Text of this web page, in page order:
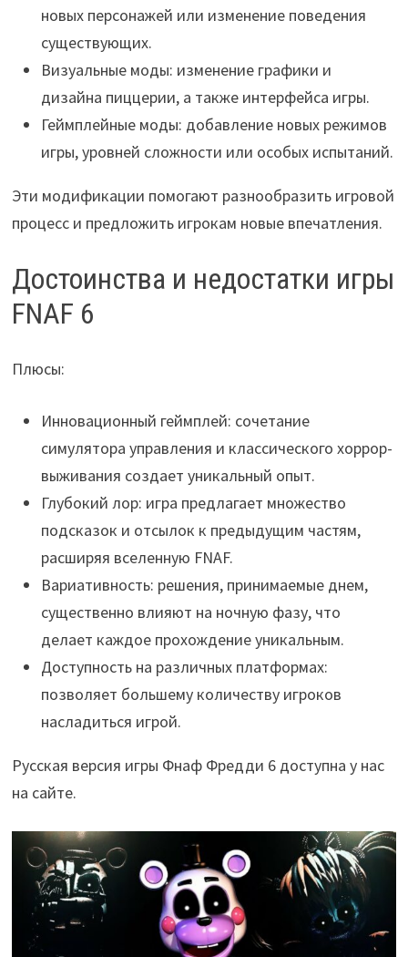
новых персонажей или изменение поведения
существующих.
Визуальные моды: изменение графики и
дизайна пиццерии, а также интерфейса игры.
Геймплейные моды: добавление новых режимов
игры, уровней сложности или особых испытаний.
Эти модификации помогают разнообразить игровой
процесс и предложить игрокам новые впечатления.
Достоинства и недостатки игры
FNAF 6
Плюсы:
Инновационный геймплей: сочетание
симулятора управления и классического хоррор-
выживания создает уникальный опыт.
Глубокий лор: игра предлагает множество
подсказок и отсылок к предыдущим частям,
расширяя вселенную FNAF.
Вариативность: решения, принимаемые днем,
существенно влияют на ночную фазу, что
делает каждое прохождение уникальным.
Доступность на различных платформах:
позволяет большему количеству игроков
насладиться игрой.
Русская версия игры Фнаф Фредди 6 доступна у нас
на сайте.